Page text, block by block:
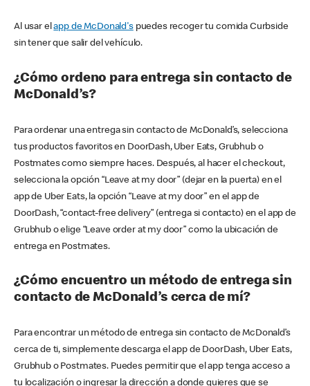
Al usar elapp de McDonald'spuedes recoger tu comida Curbside
sin tener que salir del vehículo.
¿Cómo ordeno para entrega sin contacto de
McDonald’s?
Para ordenar una entrega sin contacto de McDonald’s, selecciona
tus productos favoritos en DoorDash, Uber Eats, Grubhub o
Postmates como siempre haces. Después, al hacer el checkout,
selecciona la opción “Leave at my door” (dejar en la puerta) en el
app de Uber Eats, la opción “Leave at my door” en el app de
DoorDash, “contact-free delivery” (entrega si contacto) en el app de
Grubhub o elige “Leave order at my door” como la ubicación de
entrega en Postmates.
¿Cómo encuentro un método de entrega sin
contacto de McDonald’s cerca de mí?
Para encontrar un método de entrega sin contacto de McDonald’s
cerca de ti, simplemente descarga el app de DoorDash, Uber Eats,
Grubhub o Postmates. Puedes permitir que el app tenga acceso a
tu localización o ingresar la dirección a donde quieres que se